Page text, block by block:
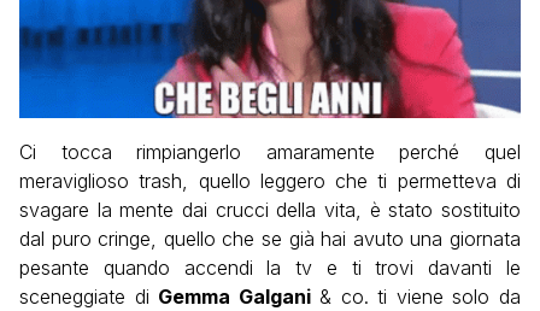
Ci tocca rimpiangerlo amaramente perché quel
meraviglioso trash, quello leggero che ti permetteva di
svagare la mente dai crucci della vita, è stato sostituito
dal puro cringe, quello che se già hai avuto una giornata
pesante quando accendi la tv e ti trovi davanti le
sceneggiate di Gemma Galgani& co. ti viene solo da